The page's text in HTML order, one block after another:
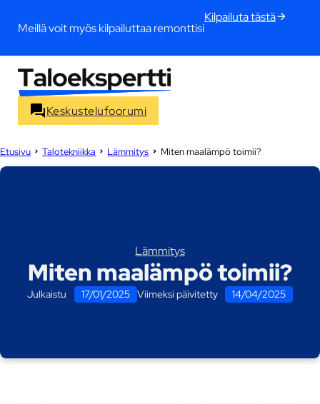
Meillä voit myös kilpailuttaa remonttisi
Kilpailuta tästä
Keskustelufoorumi
Etusivu Talotekniikka Lämmitys Miten maalämpö toimii?
Lämmitys
Miten maalämpö toimii?
Julkaistu 17/01/2025 Viimeksi päivitetty 14/04/2025